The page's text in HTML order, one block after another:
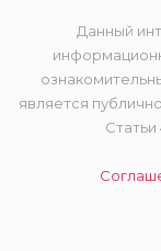
Данный
является